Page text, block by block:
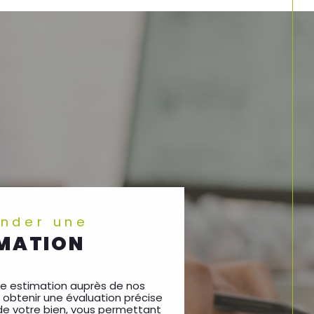
vous guider à chaque étape.
au
60700 Pont-Sainte-Maxence
vous et de vous aider à concrétiser
une évaluation précise
votre bien, vous permettant
meilleures décisions pour